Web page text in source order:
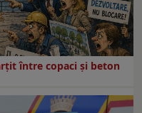
între copaci și beton